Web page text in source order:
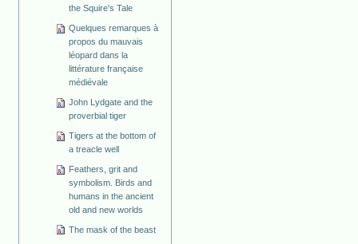
the Squire's Tale
Quelques remarques à
propos du mauvais
léopard dans la
littérature française
médiévale
John Lydgate and the
proverbial tiger
Tigers at the bottom of
a treacle well
Feathers, grit and
symbolism. Birds and
humans in the ancient
old and new worlds
The mask of the beast